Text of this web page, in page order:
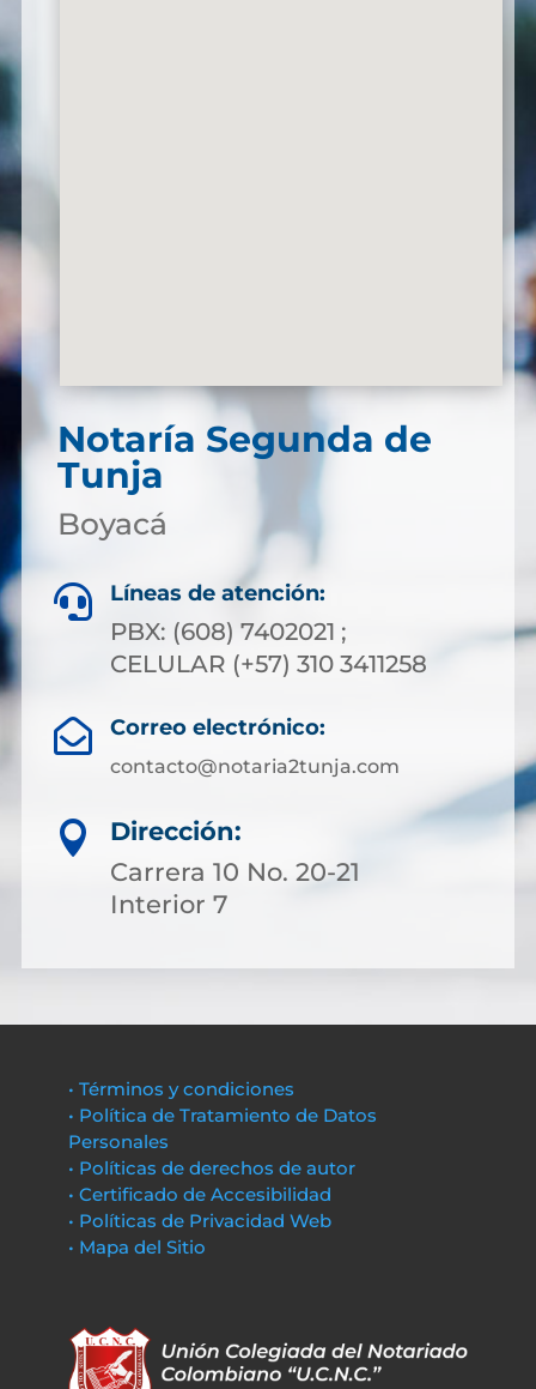
Notaría Segunda de
Tunja
Boyacá
 Líneas de atención:
PBX: (608) 7402021 ;
CELULAR (+57) 310 3411258
 Correo electrónico:
contacto@notaria2tunja.com

Dirección:
Carrera 10 No. 20-21
Interior 7
• Términos y condiciones
• Política de Tratamiento de Datos
Personales
• Políticas de derechos de autor
• Certificado de Accesibilidad
• Políticas de Privacidad Web
• Mapa del Sitio